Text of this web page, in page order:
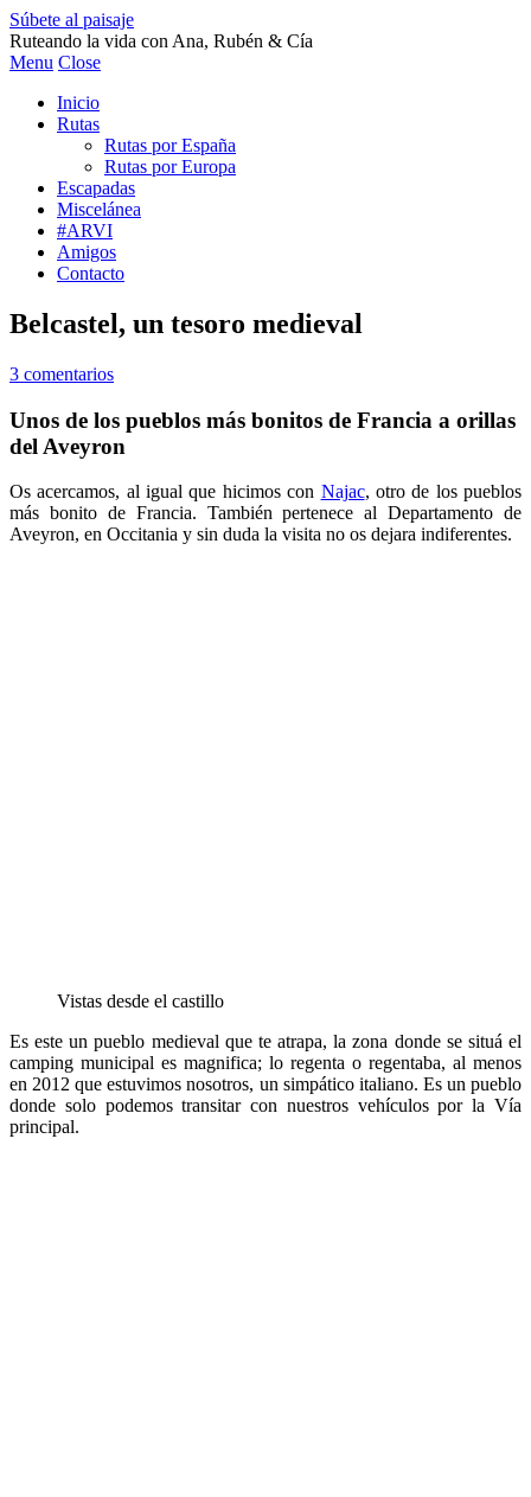
Súbete al paisaje
Ruteando la vida con Ana, Rubén & Cía
Menu Close
Inicio
Rutas
Rutas por España
Rutas por Europa
Escapadas
Miscelánea
#ARVI
Amigos
Contacto
Belcastel, un tesoro medieval
3 comentarios
Unos de los pueblos más bonitos de Francia a orillas
del Aveyron
Os acercamos, al igual que hicimos con Najac, otro de los pueblos
más bonito de Francia. También pertenece al Departamento de
Aveyron, en Occitania y sin duda la visita no os dejara indiferentes.
Vistas desde el castillo
Es este un pueblo medieval que te atrapa, la zona donde se situá el
camping municipal es magnifica; lo regenta o regentaba, al menos
en 2012 que estuvimos nosotros, un simpático italiano. Es un pueblo
donde solo podemos transitar con nuestros vehículos por la Vía
principal.